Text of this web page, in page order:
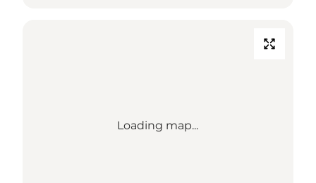
Loading map...